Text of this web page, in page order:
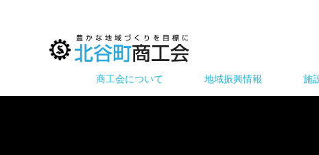
商工会について 地域振興情報 施